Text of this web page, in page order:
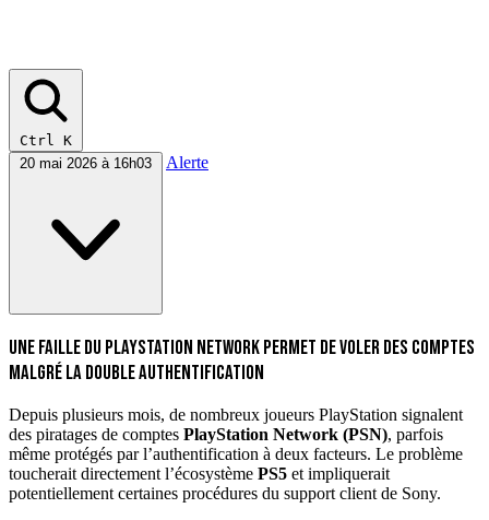
Ctrl K
20 mai 2026 à 16h03
Alerte
Une faille du PlayStation Network permet de voler des comptes
malgré la double authentification
Depuis plusieurs mois, de nombreux joueurs PlayStation signalent
des piratages de comptes PlayStation Network (PSN), parfois
même protégés par l’authentification à deux facteurs. Le problème
toucherait directement l’écosystème PS5 et impliquerait
potentiellement certaines procédures du support client de Sony.